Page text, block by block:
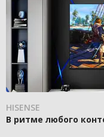
HISENSE
В ритме любого